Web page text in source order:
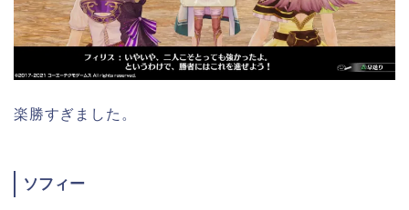
楽勝すぎました。
ソフィー